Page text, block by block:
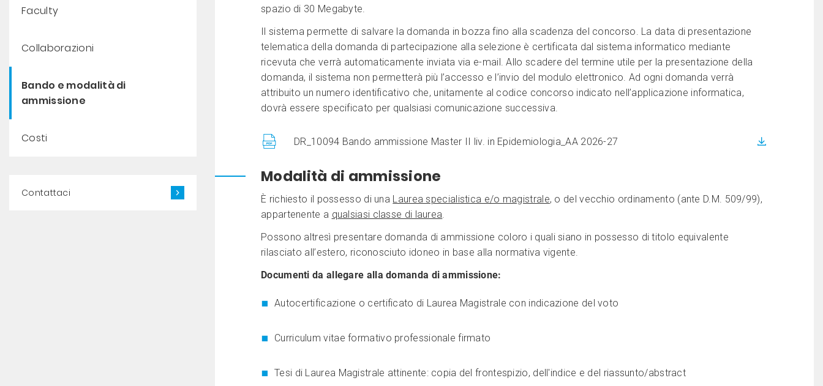
Faculty
Collaborazioni
Bando e modalità di
ammissione
Costi
Contattaci
spazio di 30 Megabyte.
Il sistema permette di salvare la domanda in bozza fino alla scadenza del concorso. La data di presentazione
telematica della domanda di partecipazione alla selezione è certificata dal sistema informatico mediante
ricevuta che verrà automaticamente inviata via e-mail. Allo scadere del termine utile per la presentazione della
domanda, il sistema non permetterà più l’accesso e l’invio del modulo elettronico. Ad ogni domanda verrà
attribuito un numero identificativo che, unitamente al codice concorso indicato nell’applicazione informatica,
dovrà essere specificato per qualsiasi comunicazione successiva.
DR_10094 Bando ammissione Master II liv. in Epidemiologia_AA 2026-27
Modalità di ammissione
È richiesto il possesso di una Laurea specialistica e/o magistrale, o del vecchio ordinamento (ante D.M. 509/99),
appartenente a qualsiasi classe di laurea.
Possono altresì presentare domanda di ammissione coloro i quali siano in possesso di titolo equivalente
rilasciato all’estero, riconosciuto idoneo in base alla normativa vigente.
Documenti da allegare alla domanda di ammissione:
Autocertificazione o certificato di Laurea Magistrale con indicazione del voto
Curriculum vitae formativo professionale firmato
Tesi di Laurea Magistrale attinente: copia del frontespizio, dell'indice e del riassunto/abstract